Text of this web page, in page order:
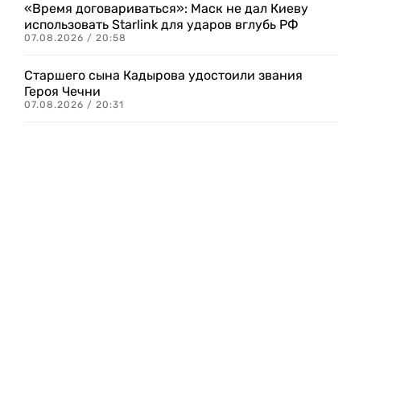
«Время договариваться»: Маск не дал Киеву
использовать Starlink для ударов вглубь РФ
07.08.2026 / 20:58
Старшего сына Кадырова удостоили звания
Героя Чечни
07.08.2026 / 20:31